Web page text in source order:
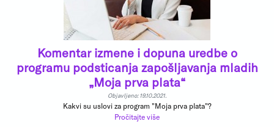
Komentar izmene i dopuna uredbe o
programu podsticanja zapošljavanja mladih
„Moja prva plata“
Objavljeno: 19.10.2021.
Kakvi su uslovi za program "Moja prva plata"?
Pročitajte više